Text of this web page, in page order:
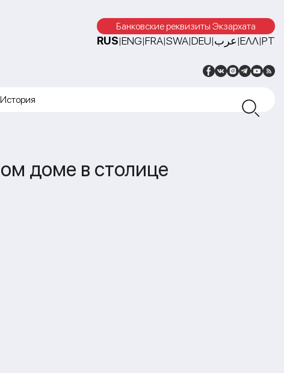
Банковские реквизиты Экзархата
RUS|ENG|FRA|SWA|DEU|عرب|ΕΛΛ|PT
История
доме в столице